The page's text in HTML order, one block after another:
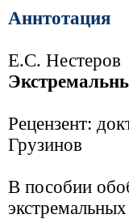
Аннтотация
Е.С. Нестеров
Рецензент:
Грузинов
В пособии